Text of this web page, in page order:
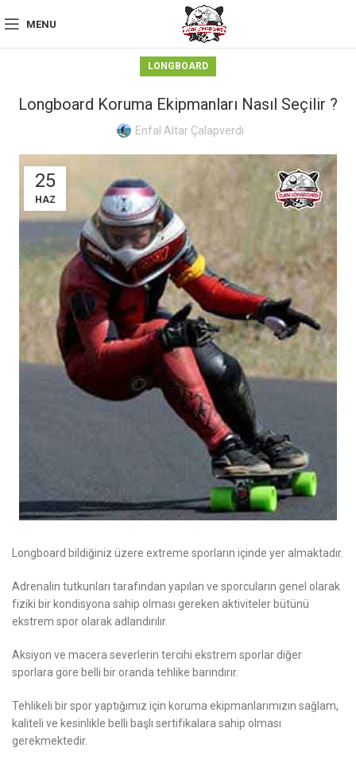
MENU
LONGBOARD
Longboard Koruma Ekipmanları Nasıl Seçilir ?
Enfal Altar Çalapverdi
25
HAZ
Longboard bildiğiniz üzere extreme sporların içinde yer almaktadır.
Adrenalin tutkunları tarafından yapılan ve sporcuların genel olarak
fiziki bir kondisyona sahip olması gereken aktiviteler bütünü
ekstrem spor olarak adlandırılır.
Aksiyon ve macera severlerin tercihi ekstrem sporlar diğer
sporlara göre belli bir oranda tehlike barındırır.
Tehlikeli bir spor yaptığımız için koruma ekipmanlarımızın sağlam,
kaliteli ve kesinlikle belli başlı sertifikalara sahip olması
gerekmektedir.